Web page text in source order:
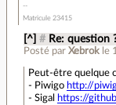
Matricule 23415
[^] # Re: question
Posté par Xebrok le
Peut-être quelque
- Piwigo http://
- Sigal
https://